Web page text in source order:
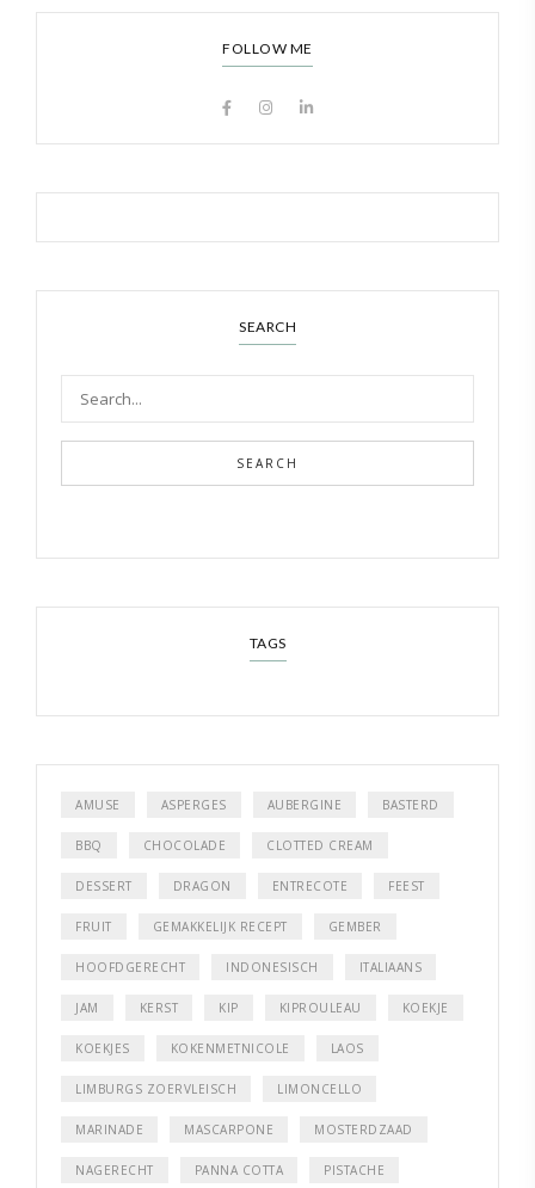
FOLLOW ME
SEARCH
SEARCH
TAGS
AMUSE ASPERGES AUBERGINE BASTERD
BBQ CHOCOLADE CLOTTED CREAM
DESSERT DRAGON ENTRECOTE FEEST
FRUIT GEMAKKELIJK RECEPT GEMBER
HOOFDGERECHT INDONESISCH ITALIAANS
JAM KERST KIP KIPROULEAU KOEKJE
KOEKJES KOKENMETNICOLE LAOS
LIMBURGS ZOERVLEISCH LIMONCELLO
MARINADE MASCARPONE MOSTERDZAAD
NAGERECHT PANNA COTTA PISTACHE